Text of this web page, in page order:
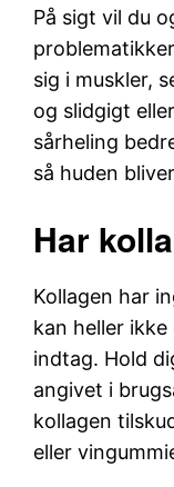
På sigt vil du
sig i muskler,
og slidgigt
sårheling
så huden
Har
Kollagen har
kan heller
indtag. Hold
angivet i
kollagen
eller